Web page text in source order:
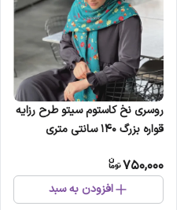
روسری نخ کاستوم سیتو طرح رزایه
قواره بزرگ 140 سانتی متری
750,000
افزودن به سبد